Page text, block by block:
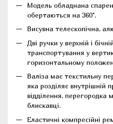
Модель обладнана
обертаються на 360°.
Висувна телескопічна,
Дві ручки у верхній і
транспортування у
горизонтальному
Валіза має текстильну
яка розділяє внутрішній
відділення, перегородка
блискавці.
Еластичні компресійні